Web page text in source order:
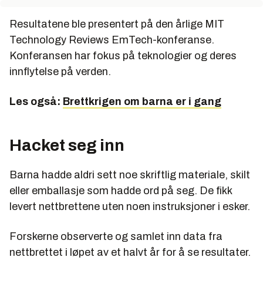
Resultatene ble presentert på den årlige MIT
Technology Reviews EmTech-konferanse.
Konferansen har fokus på teknologier og deres
innflytelse på verden.
Les også: Brettkrigen om barna er i gang
Hacket seg inn
Barna hadde aldri sett noe skriftlig materiale, skilt
eller emballasje som hadde ord på seg. De fikk
levert nettbrettene uten noen instruksjoner i esker.
Forskerne observerte og samlet inn data fra
nettbrettet i løpet av et halvt år for å se resultater.